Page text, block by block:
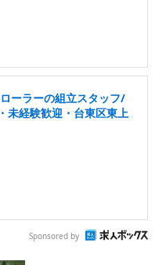
ーラーの組立スタッフ/
未経験歓迎・台東区東上
Sponsored by